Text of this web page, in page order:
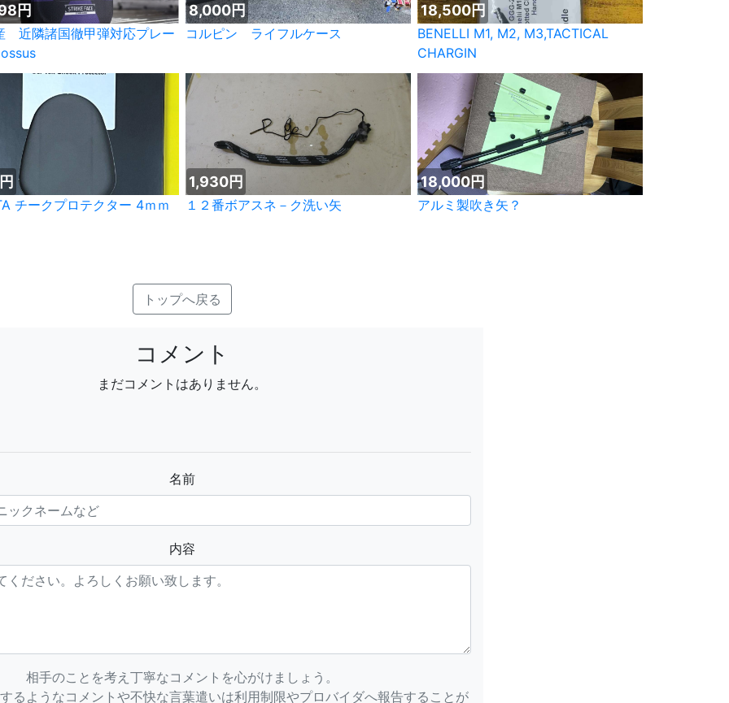
円
近隣諸国徹甲弾対応プレー
8,000円
コルピン ライフルケース
18,500円
BENELLI M1, M2, M3,TACTICAL
CHARGIN
チークプロテクター 4ｍｍ
1,930円
１２番ボアスネ－ク洗い矢
18,000円
アルミ製吹き矢？
トップへ戻る
コメント
まだコメントはありません。
名前
内容
相手のことを考え丁寧なコメントを心がけましょう。
るようなコメントや不快な言葉遣いは利用制限やプロバイダへ報告することが